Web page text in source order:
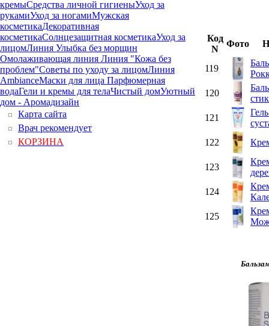
кремыСредства личной гигиеныУход за
рукамиУход за ногамиМужская
косметикаДекоративная
косметикаСолнцезащитная косметикаУход за
лицомЛиния Улыбка без морщин
Омолаживающая линия Линия "Кожа без
проблем"Советы по уходу за лицомЛиния
AmbianceМаски для лица Парфюмерная
водаГели и кремы для телаЧистый домУютный
дом - Аромадизайн
Карта сайта
Врач рекомендует
КОРЗИНА
Код
N
Фото
119
120
стик
121
122
123
124
125